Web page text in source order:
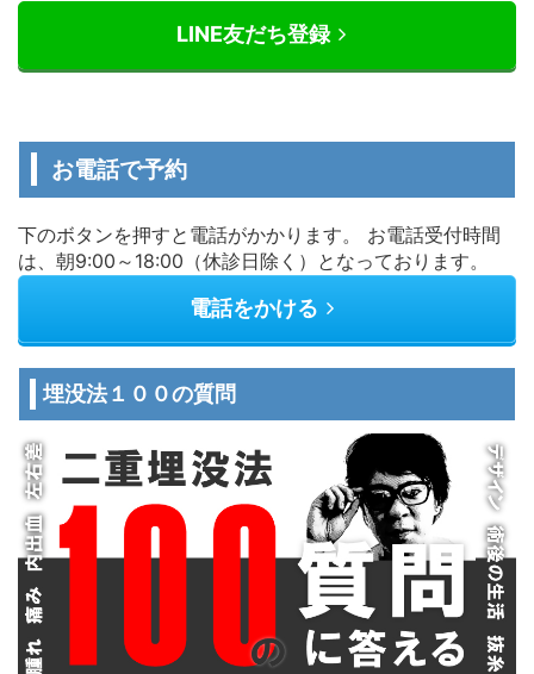
LINE友だち登録
お電話で予約
下のボタンを押すと電話がかかります。 お電話受付時間
は、朝9:00～18:00（休診日除く）となっております。
電話をかける
埋没法１００の質問